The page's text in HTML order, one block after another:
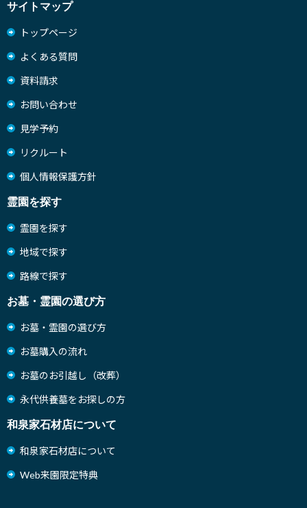
サイトマップ
トップページ
よくある質問
資料請求
お問い合わせ
見学予約
リクルート
個人情報保護方針
霊園を探す
霊園を探す
地域で探す
路線で探す
お墓・霊園の選び方
お墓・霊園の選び方
お墓購入の流れ
お墓のお引越し（改葬）
永代供養墓をお探しの方
和泉家石材店について
和泉家石材店について
Web来園限定特典